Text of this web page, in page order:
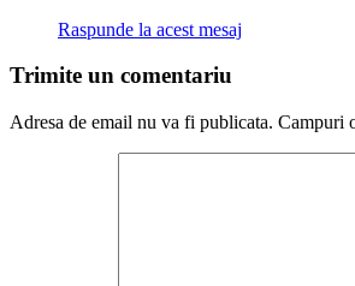
Raspunde la acest mesaj
Trimite un comentariu
Adresa de email nu va fi publicata. Campuri